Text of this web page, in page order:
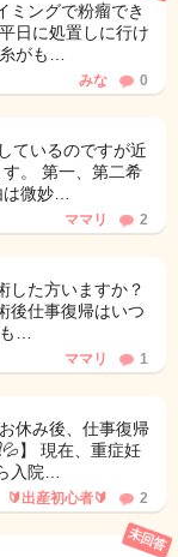
ミングで粉瘤でき
日に処置しに行け
がも…
みな 0
ているのですが近
。 第一、第二希
微妙…
ママリ 2
した方いますか？
後仕事復帰はいつ
…
ママリ 1
休み後、仕事復帰
】 現在、重症妊
入院…
🔰出産初心者🔰 2
未回答